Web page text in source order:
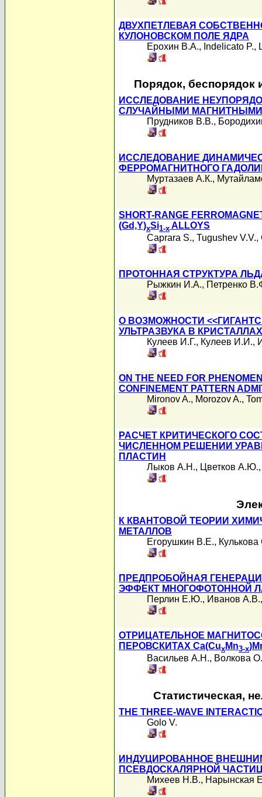
ДВУХПЕТЛЕВАЯ
КУЛОНОВСКОМ ПОЛЕ ЯДРА
Ерохин В.А., Indelicato P.,
Порядок, беспорядок
ИССЛЕДОВАНИЕ
СЛУЧАЙНЫМИ
Прудников В.В.,
ИССЛЕДОВАНИЕ
ФЕРРОМАГНИТНОГО
Муртазаев А.К.,
SHORT-RANGE
(Gd,Y)xSi1-x ALLOYS
Caprara S., Tugushev V.V.,
ПРОТОННАЯ СТРУКТУРА
Рыжкин И.А., Петренко
О ВОЗМОЖНОСТИ
УЛЬТРАЗВУКА В КРИСТАЛЛАХ
Кулеев И.Г., Кулеев И.И.,
ON THE NEED FOR
CONFINEMENT PATTERN
Mironov A., Morozov A.,
РАСЧЕТ КРИТИЧЕСКОГО
ЧИСЛЕННОМ РЕШЕНИИ
ПЛАСТИН
Лыков А.Н., Цветков А.Ю.
К КВАНТОВОЙ ТЕОРИИ
МЕТАЛЛОВ
Егорушкин В.Е.,
ПРЕДПРОБОЙНАЯ
ЭФФЕКТ МНОГОФОТОННОЙ
Перлин Е.Ю., Иванов А.В.
ОТРИЦАТЕЛЬНОЕ
ПЕРОВСКИТАХ Ca(Cux Mn3-x
Васильев А.Н., Волкова
Статистическая,
THE THREE-WAVE
Golo V.
ИНДУЦИРОВАННОЕ
ПСЕВДОСКАЛЯРНОЙ
Михеев Н.В., Нарынская